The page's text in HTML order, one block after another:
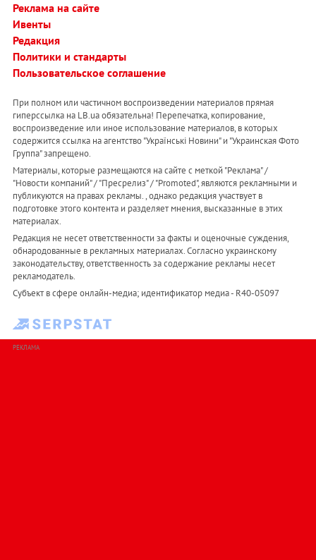
Реклама на сайте
Ивенты
Редакция
Политики и стандарты
Пользовательское соглашение
При полном или частичном воспроизведении материалов прямая
гиперссылка на LB.ua обязательна! Перепечатка, копирование,
воспроизведение или иное использование материалов, в которых
содержится ссылка на агентство "Українськi Новини" и "Украинская Фото
Группа" запрещено.
Материалы, которые размещаются на сайте с меткой "Реклама" /
"Новости компаний" / "Пресрелиз" / "Promoted", являются рекламными и
публикуются на правах рекламы. , однако редакция участвует в
подготовке этого контента и разделяет мнения, высказанные в этих
материалах.
Редакция не несет ответственности за факты и оценочные суждения,
обнародованные в рекламных материалах. Согласно украинскому
законодательству, ответственность за содержание рекламы несет
рекламодатель.
Субъект в сфере онлайн-медиа; идентификатор медиа - R40-05097
РЕКЛАМА